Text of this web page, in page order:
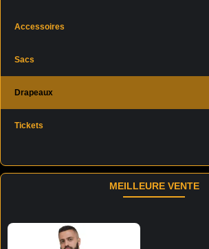
Accessoires
Sacs
Drapeaux
Tickets
MEILLEURE VENTE